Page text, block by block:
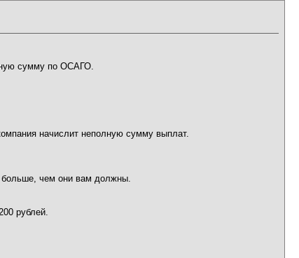
сумму по ОСАГО.
начислит неполную сумму выплат.
больше, чем они вам должны.
рублей.